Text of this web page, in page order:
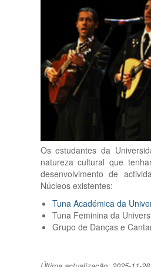
Os estudantes da
natureza cultural que
desenvolvimento de
Núcleos existentes:
Tuna Académica da
Tuna Feminina da
Grupo de Danças e